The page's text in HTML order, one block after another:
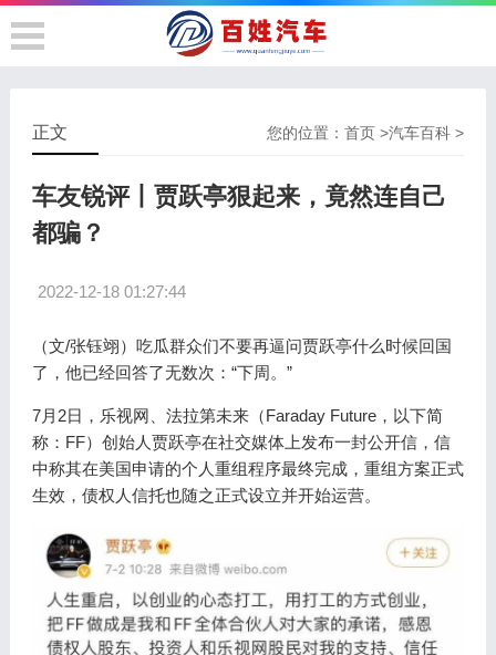
您的位置：首页 >汽车百科 >
正文
车友锐评丨贾跃亭狠起来，竟然连自己
都骗？
2022-12-18 01:27:44
（文/张钰翊）吃瓜群众们不要再逼问贾跃亭什么时候回国
了，他已经回答了无数次：“下周。”
7月2日，乐视网、法拉第未来（Faraday Future，以下简
称：FF）创始人贾跃亭在社交媒体上发布一封公开信，信
中称其在美国申请的个人重组程序最终完成，重组方案正式
生效，债权人信托也随之正式设立并开始运营。